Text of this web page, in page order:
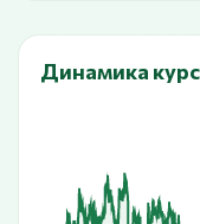
Динамика